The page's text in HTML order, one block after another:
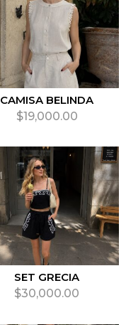
CAMISA BELINDA
$19,000.00
SET GRECIA
$30,000.00